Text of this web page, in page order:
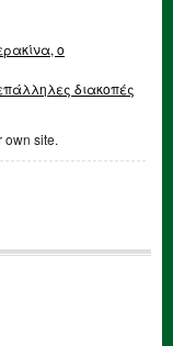
ο
διακοπές
own site.